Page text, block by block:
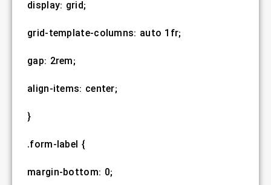
display: grid;
grid-template-columns: auto 1fr;
gap: 2rem;
align-items: center;
}
.form-label {
margin-bottom: 0;